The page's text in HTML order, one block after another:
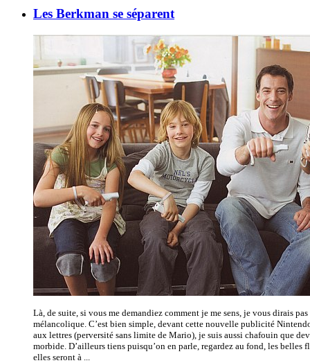
Les Berkman se séparent
Là, de suite, si vous me demandiez comment je me sens, je vous dirais
mélancolique. C’est bien simple, devant cette nouvelle publicité
aux lettres (perversité sans limite de Mario), je suis aussi chafouin que
morbide. D’ailleurs tiens puisqu’on en parle, regardez au fond, les belles
elles seront à ...